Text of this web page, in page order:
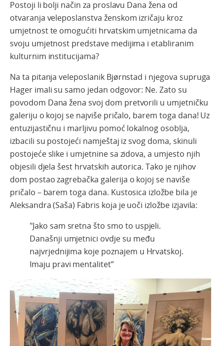
Postoji li bolji način za proslavu Dana žena od
otvaranja veleposlanstva ženskom izričaju kroz
umjetnost te omogućiti hrvatskim umjetnicama da
svoju umjetnost predstave medijima i etabliranim
kulturnim institucijama?
Na ta pitanja veleposlanik Bjørnstad i njegova supruga
Hager imali su samo jedan odgovor: Ne. Zato su
povodom Dana žena svoj dom pretvorili u umjetničku
galeriju o kojoj se najviše pričalo, barem toga dana! Uz
entuzijastičnu i marljivu pomoć lokalnog osoblja,
izbacili su postojeći namještaj iz svog doma, skinuli
postojeće slike i umjetnine sa zidova, a umjesto njih
objesili djela šest hrvatskih autorica. Tako je njihov
dom postao zagrebačka galerija o kojoj se naviše
pričalo – barem toga dana. Kustosica izložbe bila je
Aleksandra (Saša) Fabris koja je uoči izložbe izjavila:
"Jako sam sretna što smo to uspjeli.
Današnji umjetnici ovdje su među
najvrjednijima koje poznajem u Hrvatskoj.
Imaju pravi mentalitet”